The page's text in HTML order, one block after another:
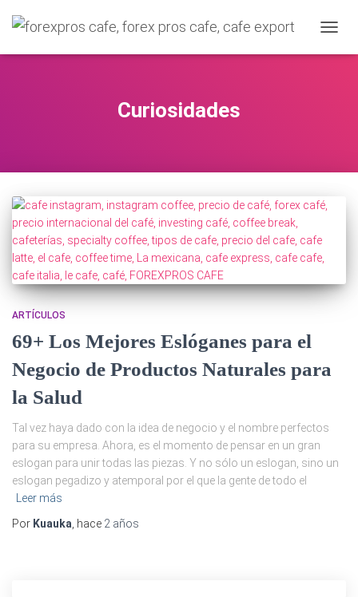
A
D
E
N
Curiosidades
ARTÍCULOS
69+ Los Mejores Eslóganes para el
Negocio de Productos Naturales para
la Salud
Tal vez haya dado con la idea de negocio y el nombre perfectos
para su empresa. Ahora, es el momento de pensar en un gran
eslogan para unir todas las piezas. Y no sólo un eslogan, sino un
eslogan pegadizo y atemporal por el que la gente de todo el
Leer más
Por Kuauka , hace 2 años